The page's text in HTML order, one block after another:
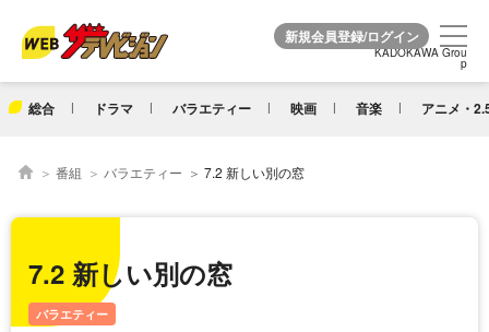
KADOKAWA Grou
p
総合 ドラマ バラエティー 映画 音楽 アニメ・
KADOKAWA Grou
p
番組 バラエティー 7.2 新しい別の窓
7.2 新しい別の窓
バラエティー